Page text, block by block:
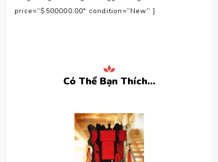
price=”$500000.00″ condition=”New” ]
Có Thể Bạn Thích…